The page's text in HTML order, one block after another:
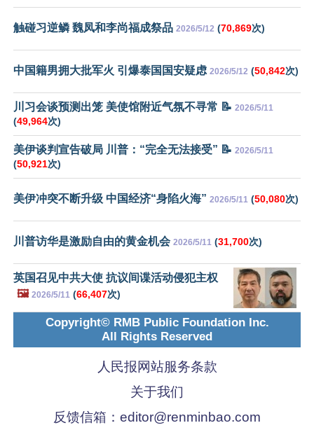
触碰习逆鳞 魏凤和李尚福成祭品 2026/5/12 (70,869次)
中国籍男拥大批军火 引爆泰国国安疑虑 2026/5/12 (50,842次)
川习会谈预测出笼 美使馆附近气氛不寻常 📝 2026/5/11
(49,964次)
美伊谈判宣告破局 川普：“完全无法接受” 📝 2026/5/11
(50,921次)
美伊冲突不断升级 中国经济“身陷火海” 2026/5/11 (50,080次)
川普访华是激励自由的黄金机会 2026/5/11 (31,700次)
英国召见中共大使 抗议间谍活动侵犯主权
🖼️ 2026/5/11 (66,407次)
Copyright© RMB Public Foundation Inc.
All Rights Reserved
人民报网站服务条款
关于我们
反馈信箱： editor@renminbao.com